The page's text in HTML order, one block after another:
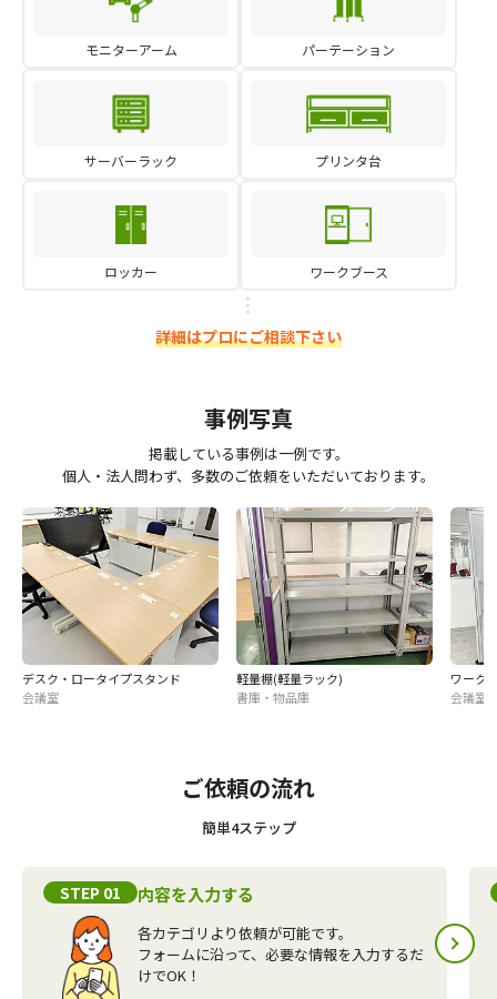
モニターアーム パーテーション
サーバーラック プリンタ台
ロッカー ワークブース
詳細はプロにご相談下さい
事例写真
掲載している事例は一例です。
個人・法人問わず、多数のご依頼をいただいております。
デスク・ロータイプスタンド
会議室
軽量棚(軽量ラック)
書庫・物品庫
ワーク
会議室
ご依頼の流れ
簡単4ステップ
STEP 01 内容を入力する
各カテゴリより依頼が可能です。
フォームに沿って、必要な情報を入力するだ
けでOK！